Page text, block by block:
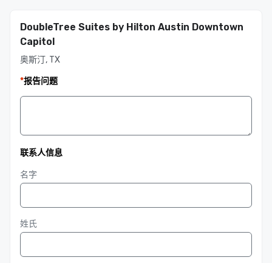
DoubleTree Suites by Hilton Austin Downtown
Capitol
奥斯汀, TX
*报告问题
联系人信息
名字
姓氏